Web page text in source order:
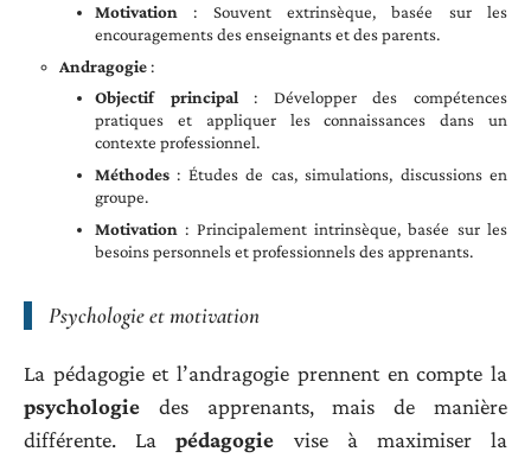
Motivation : Souvent extrinsèque, basée sur les
encouragements des enseignants et des parents.
Andragogie:
Objectif principal: Développer des compétences
pratiques et appliquer les connaissances dans un
contexte professionnel.
Méthodes : Études de cas, simulations, discussions en
groupe.
Motivation : Principalement intrinsèque, basée sur les
besoins personnels et professionnels des apprenants.
Psychologie et motivation
La pédagogie et l’andragogie prennent en compte la
psychologie des apprenants, mais de manière
différente. Lapédagogie vise à maximiser la